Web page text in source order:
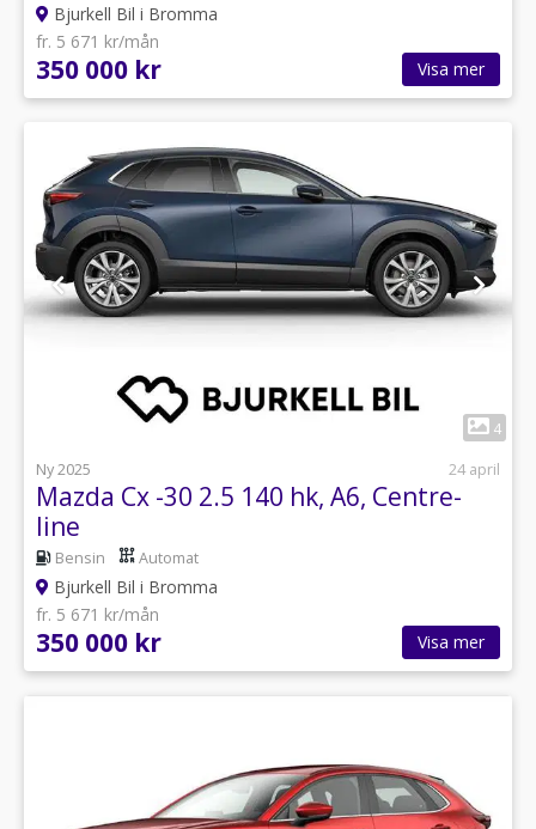
Bjurkell Bil i Bromma
fr. 5 671 kr/mån
350 000 kr Visa mer
1
4
Ny 2025
24 april
Mazda Cx -30 2.5 140 hk, A6, Centre-
line
Bensin Automat
Bjurkell Bil i Bromma
fr. 5 671 kr/mån
350 000 kr Visa mer